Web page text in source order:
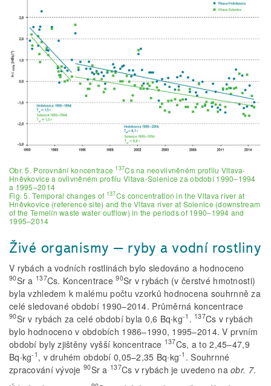
Obr. 5. Porovnání koncentrace 137Cs na neovlivněném profilu Vltava-
Hněvkovice a ovlivněném profilu Vltava-Solenice za období 1990–1994
a 1995–2014
Fig. 5. Temporal changes of 137Cs concentration in the Vltava river at
Hněvkovice (reference site) and the Vltava river at Solenice (downstream
of the Temelín waste water outflow) in the periods of 1990–1994 and
1995–2014
Živé organismy – ryby a vodní rostliny
V rybách a vodních rostlinách bylo sledováno a hodnoceno
90Sr a 137Cs. Koncentrace90Sr v rybách (v čerstvé hmotnosti)
byla vzhledem k malému počtu vzorků hodnocena souhrnně za
celé sledované období 1990–2014. Průměrná koncentrace
90Sr v rybách za celé období byla 0,6 Bq∙kg-1 . 137Cs v rybách
bylo hodnoceno v obdobích 1986–1990, 1995–2014. V prvním
období byly zjištěny vyšší koncentrace 137Cs, a to 2,45–47,9
Bq∙kg-1 , v druhém období 0,05–2,35 Bq∙kg-1 . Souhrnné
zpracování vývoje90Sr a 137Cs v rybách je uvedeno naobr. 7.